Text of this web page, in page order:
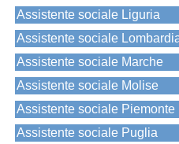
Assistente sociale Liguria
Assistente sociale
Assistente sociale Marche
Assistente sociale Molise
Assistente sociale Piemonte
Assistente sociale Puglia